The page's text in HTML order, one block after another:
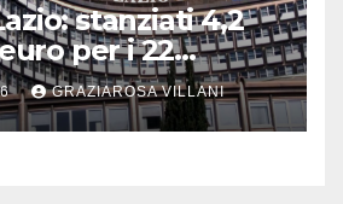
stanziati 4,2
per i 22
GRAZIAROSA VILLANI